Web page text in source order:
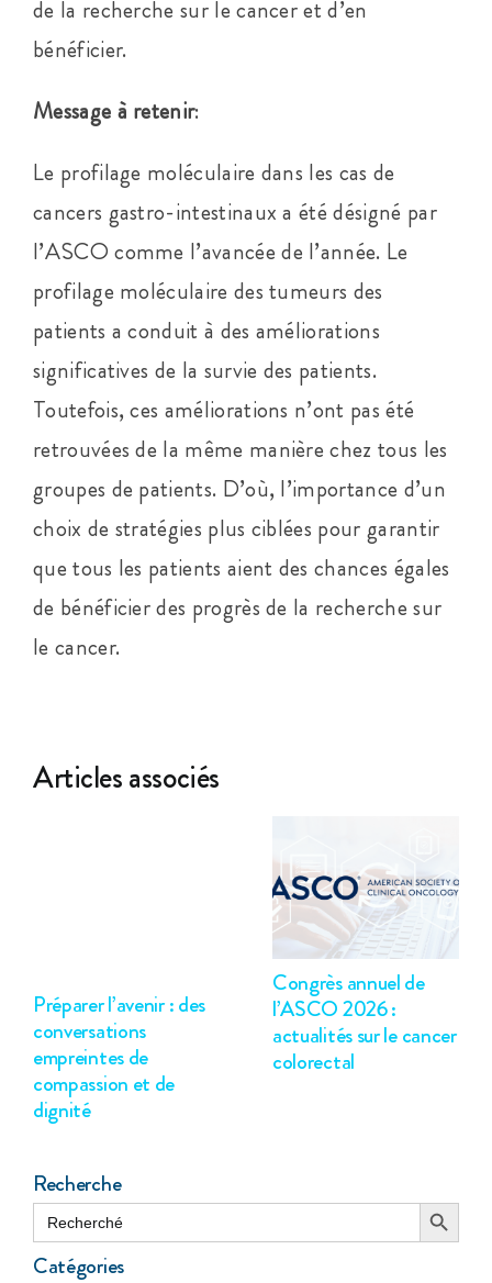
de la recherche sur le cancer et d’en
bénéficier.
Message à retenir:
Le profilage moléculaire dans les cas de
cancers gastro-intestinaux a été désigné par
l’ASCO comme l’avancée de l’année. Le
profilage moléculaire des tumeurs des
patients a conduit à des améliorations
significatives de la survie des patients.
Toutefois, ces améliorations n’ont pas été
retrouvées de la même manière chez tous les
groupes de patients. D’où, l’importance d’un
choix de stratégies plus ciblées pour garantir
que tous les patients aient des chances égales
de bénéficier des progrès de la recherche sur
le cancer.
Articles associés
Préparer l’avenir : des
conversations
empreintes de
compassion et de
dignité
Congrès annuel de
l’ASCO 2026 :
actualités sur le cancer
colorectal
Recherche
Search
for:
Search Button
Catégories